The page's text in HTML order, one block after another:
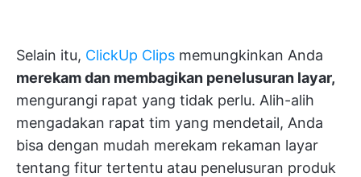
Selain itu, ClickUp Clips memungkinkan Anda
merekam dan membagikan penelusuran layar,
mengurangi rapat yang tidak perlu. Alih-alih
mengadakan rapat tim yang mendetail, Anda
bisa dengan mudah merekam rekaman layar
tentang fitur tertentu atau penelusuran produk